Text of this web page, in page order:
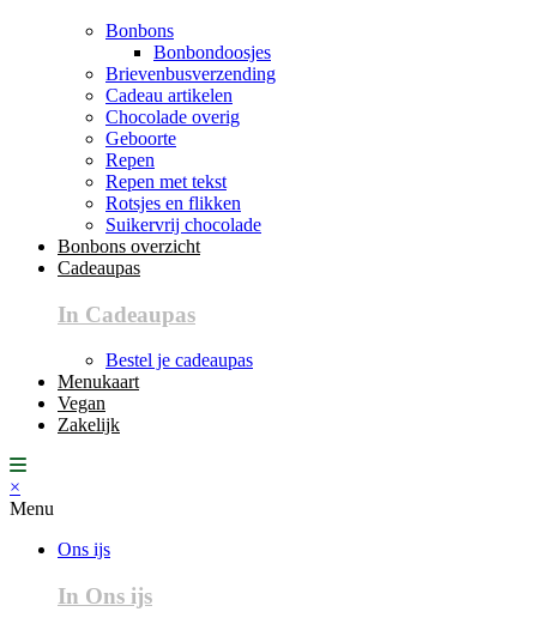
Bonbons
Bonbondoosjes
Brievenbusverzending
Cadeau artikelen
Chocolade overig
Geboorte
Repen
Repen met tekst
Rotsjes en flikken
Suikervrij chocolade
Bonbons overzicht
Cadeaupas
In Cadeaupas
Bestel je cadeaupas
Menukaart
Vegan
Zakelijk
×
Menu
Ons ijs
In Ons ijs